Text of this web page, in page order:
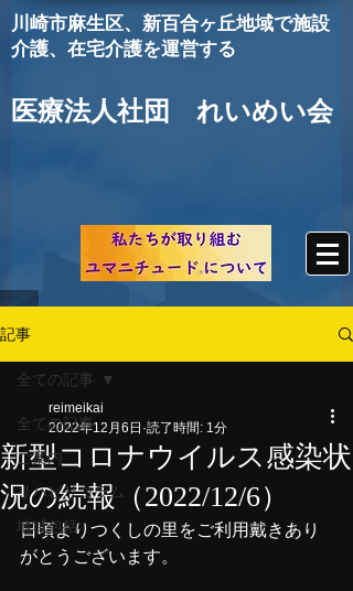
川崎市麻生区、新百合ヶ丘地域で施設
介護、在宅介護を運営する
医療法人社団 れいめい会
記事
全ての記事
ご案内
リハビリコラム
地域包括
全ての記事
新型コロナウイルス感染状
況の続報（2022/12/6）
reimeikai
2022年12月6日 読了時間: 1分
日頃よりつくしの里をご利用戴きあり
がとうございます。